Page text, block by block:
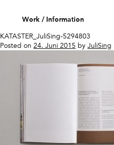
contentWork
Information
KATASTER_JuliSing-5294803
Posted on 24. Juni 2015 by JuliSing